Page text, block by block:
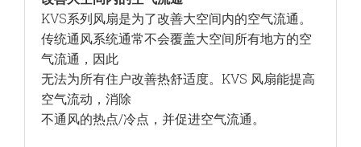
KVS系列风扇是为了改善大空间内的空气流通。
传统通风系统通常不会覆盖大空间所有地方的空
气流通，因此
无法为所有住户改善热舒适度。KVS 风扇能提高
空气流动，消除
不通风的热点/冷点，并促进空气流通。